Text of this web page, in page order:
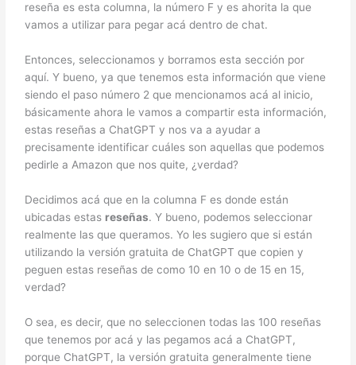
reseña es esta columna, la número F y es ahorita la que
vamos a utilizar para pegar acá dentro de chat.
Entonces, seleccionamos y borramos esta sección por
aquí. Y bueno, ya que tenemos esta información que viene
siendo el paso número 2 que mencionamos acá al inicio,
básicamente ahora le vamos a compartir esta información,
estas reseñas a ChatGPT y nos va a ayudar a
precisamente identificar cuáles son aquellas que podemos
pedirle a Amazon que nos quite, ¿verdad?
Decidimos acá que en la columna F es donde están
ubicadas estas reseñas. Y bueno, podemos seleccionar
realmente las que queramos. Yo les sugiero que si están
utilizando la versión gratuita de ChatGPT que copien y
peguen estas reseñas de como 10 en 10 o de 15 en 15,
verdad?
O sea, es decir, que no seleccionen todas las 100 reseñas
que tenemos por acá y las pegamos acá a ChatGPT,
porque ChatGPT, la versión gratuita generalmente tiene